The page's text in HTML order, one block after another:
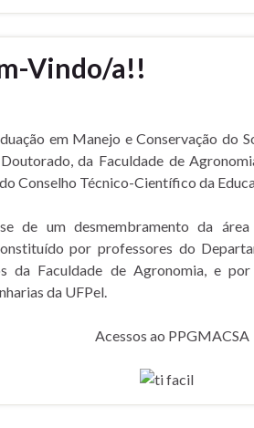
Vindo/a!!
em Manejo e Conservação do
da Faculdade de
Conselho Técnico-Científico da
de um desmembramento da
por professores do
da Faculdade de Agronomia, e
da UFPel.
Acessos ao PPGMACSA